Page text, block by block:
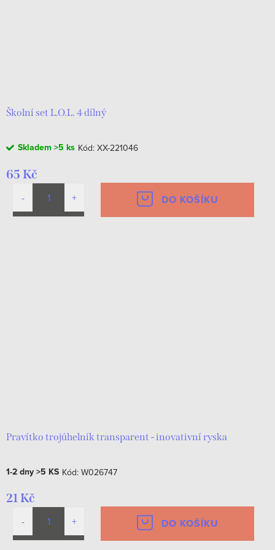
Školní set L.O.L. 4 dílný
Skladem >5 ks Kód: XX-221046
65 Kč
DO KOŠÍKU
Pravítko trojúhelník transparent - inovativní ryska
1-2 dny>5 KS Kód: W026747
21 Kč
DO KOŠÍKU